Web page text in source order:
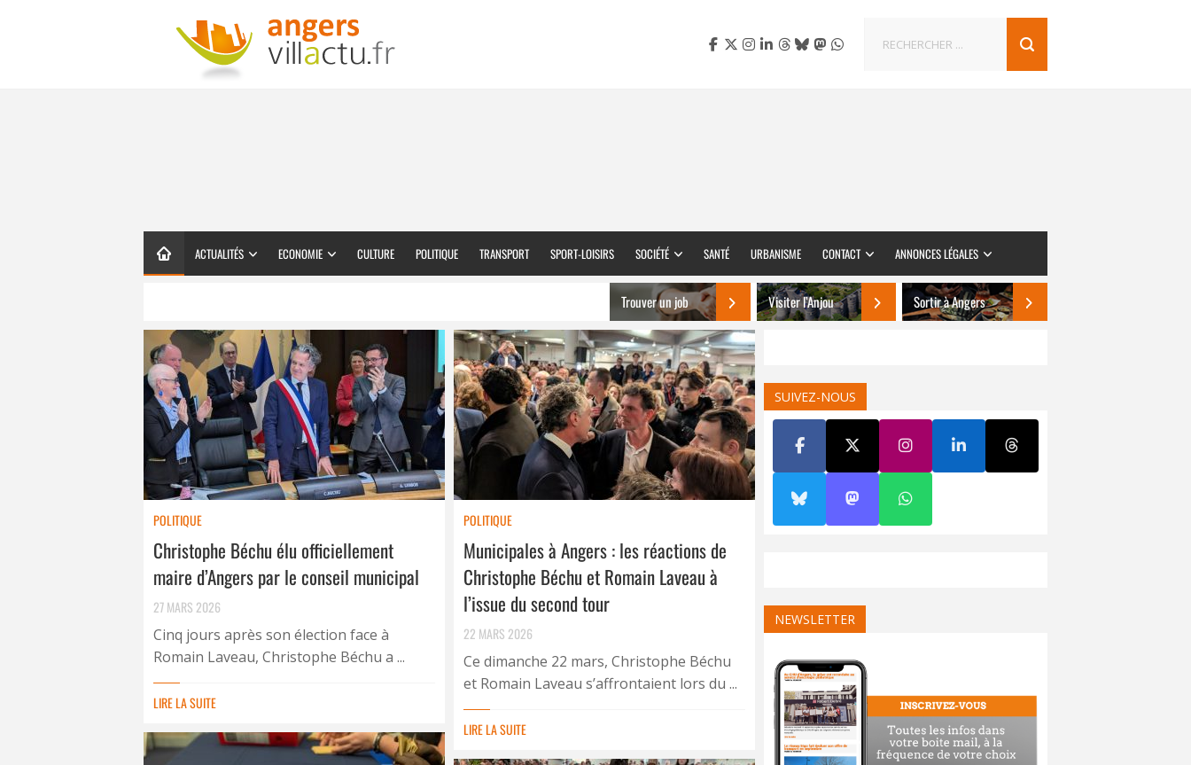
ACTUALITÉS ECONOMIE CULTURE POLITIQUE TRANSPORT SPORT-LOISIRS SOCIÉTÉ SANTÉ URBANISME CONTACT ANNONCES LÉGALES
Trouver un job Visiter l’Anjou Sortir à Angers
POLITIQUE
Christophe Béchu élu officiellement
maire d’Angers par le conseil municipal
27 MARS 2026
Cinq jours après son élection face à
Romain Laveau, Christophe Béchu a ...
LIRE LA SUITE
POLITIQUE
Municipales à Angers : les réactions de
Christophe Béchu et Romain Laveau à
l’issue du second tour
22 MARS 2026
Ce dimanche 22 mars, Christophe Béchu
et Romain Laveau s’affrontaient lors du ...
LIRE LA SUITE
SUIVEZ-NOUS
NEWSLETTER